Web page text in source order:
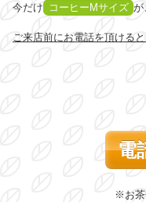
今だけ コーヒーMサイズ が
ご来店前にお電話を頂ける
電
※お茶